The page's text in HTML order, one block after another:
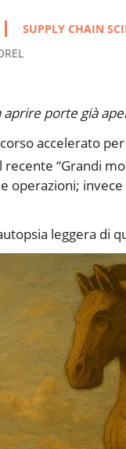
SUPPLY CHAIN
aprire porte già
accelerato per
“Grandi
operazioni;
leggera di